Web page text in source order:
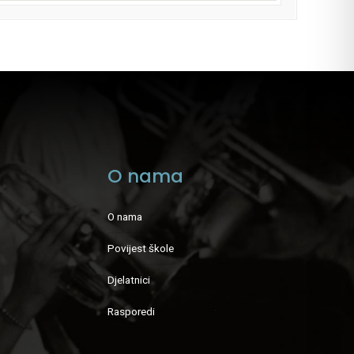
O nama
O nama
Povijest škole
Djelatnici
Rasporedi